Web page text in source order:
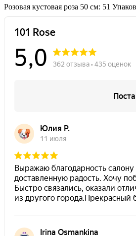
Розовая кустовая роза 50 см: 51